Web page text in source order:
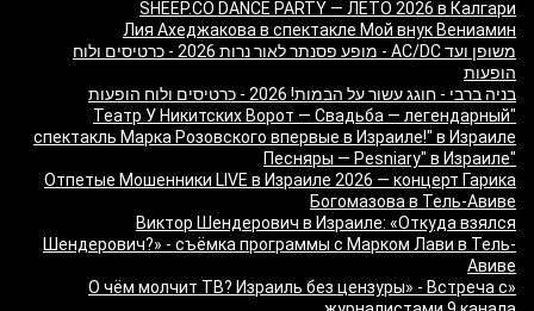
SHEEP.CO DANCE PARTY — ЛЕТО 2026 в Калгари
Лия Ахеджакова в спектакле Мой внук Вениамин
משופן ועד AC/DC - מופע פסנתר לאור נרות 2026 - כרטיסים ולוח
הופעות
בניה ברבי - חוגג עשור על הבמות! 2026 - כרטיסים ולוח הופעות
"Театр У Никитских Ворот — Свадьба — легендарный
спектакль Марка Розовского впервые в Израиле!" в Израиле
"Песняры — Pesniary" в Израиле
Отпетые Мошенники LIVE в Израиле 2026 — концерт Гарика
Богомазова в Тель-Авиве
Виктор Шендерович в Израиле: «Откуда взялся
Шендерович?» - съёмка программы с Марком Лави в Тель-
Авиве
«О чём молчит ТВ? Израиль без цензуры» - Встреча с